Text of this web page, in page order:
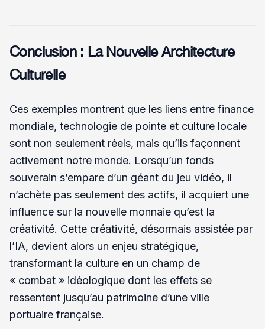
Conclusion : La Nouvelle Architecture
Culturelle
Ces exemples montrent que les liens entre finance
mondiale, technologie de pointe et culture locale
sont non seulement réels, mais qu’ils façonnent
activement notre monde. Lorsqu’un fonds
souverain s’empare d’un géant du jeu vidéo, il
n’achète pas seulement des actifs, il acquiert une
influence sur la nouvelle monnaie qu’est la
créativité. Cette créativité, désormais assistée par
l’IA, devient alors un enjeu stratégique,
transformant la culture en un champ de
« combat » idéologique dont les effets se
ressentent jusqu’au patrimoine d’une ville
portuaire française.